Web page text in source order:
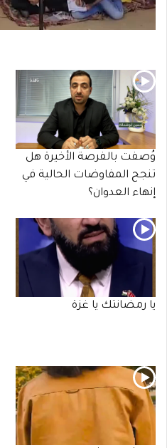
وُصفت بالفرصة الأخيرة هل
تنجح المفاوضات الحالية في
إنهاء العدوان؟
يا رمضانتك يا غزة